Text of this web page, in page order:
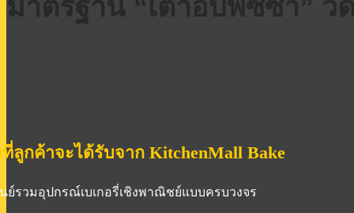
มาตรฐาน “เตาอบพิซซ่า” วั
ลูกค้าจะได้รับจาก KitchenMall Bake
ย์รวมอุปกรณ์เบเกอรี่เชิงพาณิชย์แบบครบวงจร